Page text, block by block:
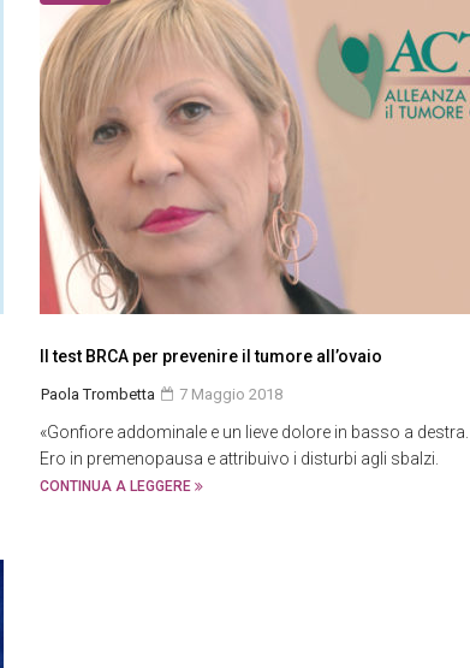
Il test BRCA per prevenire il tumore all’ovaio
Paola Trombetta 7 Maggio 2018
«Gonfiore addominale e un lieve dolore in basso a destra.
Ero in premenopausa e attribuivo i disturbi agli sbalzi.
CONTINUA A LEGGERE